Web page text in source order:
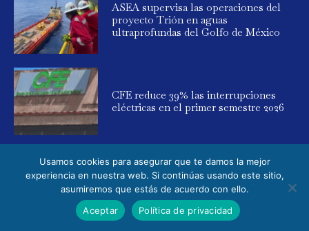
ASEA supervisa las operaciones del
proyecto Trión en aguas
ultraprofundas del Golfo de México
CFE reduce 39% las interrupciones
eléctricas en el primer semestre 2026
© 2025 Global Energy. Todos los derechos reservados. Powered by
Elemental Media
Usamos cookies para asegurar que te damos la mejor
experiencia en nuestra web. Si continúas usando este sitio,
asumiremos que estás de acuerdo con ello.
Aceptar
Política de privacidad